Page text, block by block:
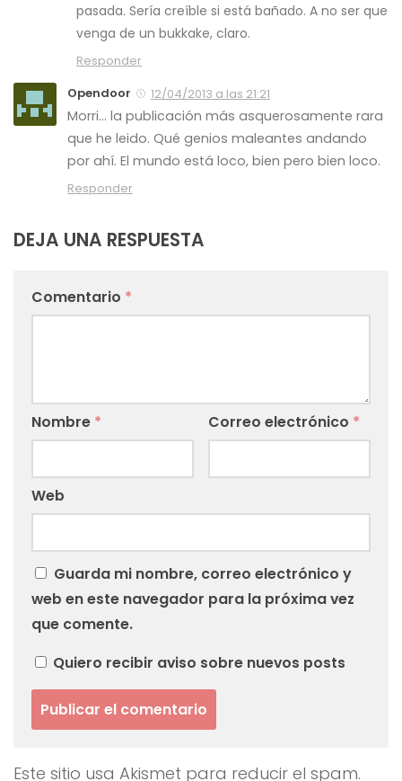
pasada. Sería creíble si está bañado. A no ser que
venga de un bukkake, claro.
Responder
Opendoor
12/04/2013 a las 21:21
Morri… la publicación más asquerosamente rara
que he leido. Qué genios maleantes andando
por ahí. El mundo está loco, bien pero bien loco.
Responder
DEJA UNA RESPUESTA
Comentario *
Nombre * Correo electrónico *
Web
Guarda mi nombre, correo electrónico y
web en este navegador para la próxima vez
que comente.
Quiero recibir aviso sobre nuevos posts
Este sitio usa Akismet para reducir el spam.